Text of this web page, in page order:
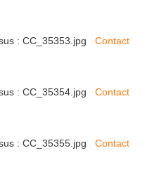
: CC_35353.jpg Contact
: CC_35354.jpg Contact
: CC_35355.jpg Contact